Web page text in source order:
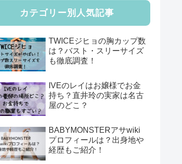
カテゴリー別人気記事
TWICEジヒョの胸カップ数
は？バスト・スリーサイズ
も徹底調査！
IVEのレイはお嬢様でお金
持ち？直井玲の実家は名古
屋のどこ？
BABYMONSTERアサwiki
プロフィールは？出身地や
経歴もご紹介！